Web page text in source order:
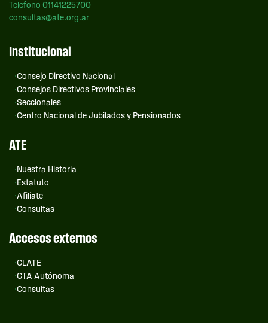
Telefono 01141225700
consultas@ate.org.ar
Institucional
Consejo Directivo Nacional
Consejos Directivos Provinciales
Seccionales
Centro Nacional de Jubilados y Pensionados
ATE
Nuestra Historia
Estatuto
Afiliate
Consultas
Accesos externos
CLATE
CTA Autónoma
Consultas